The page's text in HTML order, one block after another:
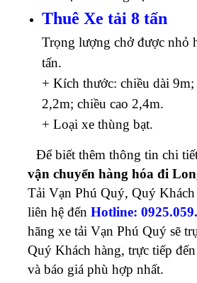
Thuê Xe tải 8 tấn
Trọng lượng chở được nhỏ
tấn.
+ Kích thước: chiều dài 9m;
2,2m; chiều cao 2,4m.
+ Loại xe thùng bạt.
Để biết thêm thông tin chi
vận chuyển hàng hóa đi
Tải Vạn Phú Quý, Quý
liên hệ đến Hotline:
hãng xe tải Vạn Phú Quý sẽ
Quý Khách hàng, trực tiếp
và báo giá phù hợp nhất.